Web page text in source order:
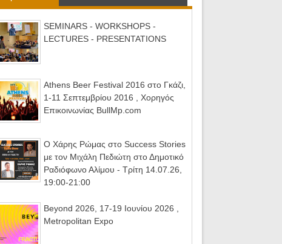
SEMINARS - WORKSHOPS -
LECTURES - PRESENTATIONS
Athens Beer Festival 2016 στο Γκάζι,
1-11 Σεπτεμβρίου 2016 , Χορηγός
Επικοινωνίας BullMp.com
Ο Χάρης Ρώμας στο Success Stories
με τον Μιχάλη Πεδιώτη στο Δημοτικό
Ραδιόφωνο Αλίμου - Τρίτη 14.07.26,
19:00-21:00
Beyond 2026, 17-19 Ιουνίου 2026 ,
Metropolitan Expo